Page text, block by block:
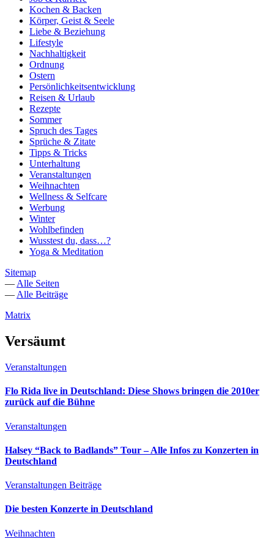
Kochen & Backen
Körper, Geist & Seele
Liebe & Beziehung
Lifestyle
Nachhaltigkeit
Ordnung
Ostern
Persönlichkeitsentwicklung
Reisen & Urlaub
Rezepte
Sommer
Spruch des Tages
Sprüche & Zitate
Tipps & Tricks
Unterhaltung
Veranstaltungen
Weihnachten
Wellness & Selfcare
Werbung
Winter
Wohlbefinden
Wusstest du, dass…?
Yoga & Meditation
Sitemap
— Alle Seiten
— Alle Beiträge
Matrix
Versäumt
Veranstaltungen
Flo Rida live in Deutschland: Diese Shows bringen die 2010er
zurück auf die Bühne
Veranstaltungen
Halsey “Back to Badlands” Tour – Alle Infos zu Konzerten in
Deutschland
Veranstaltungen Beiträge
Die besten Konzerte in Deutschland
Weihnachten